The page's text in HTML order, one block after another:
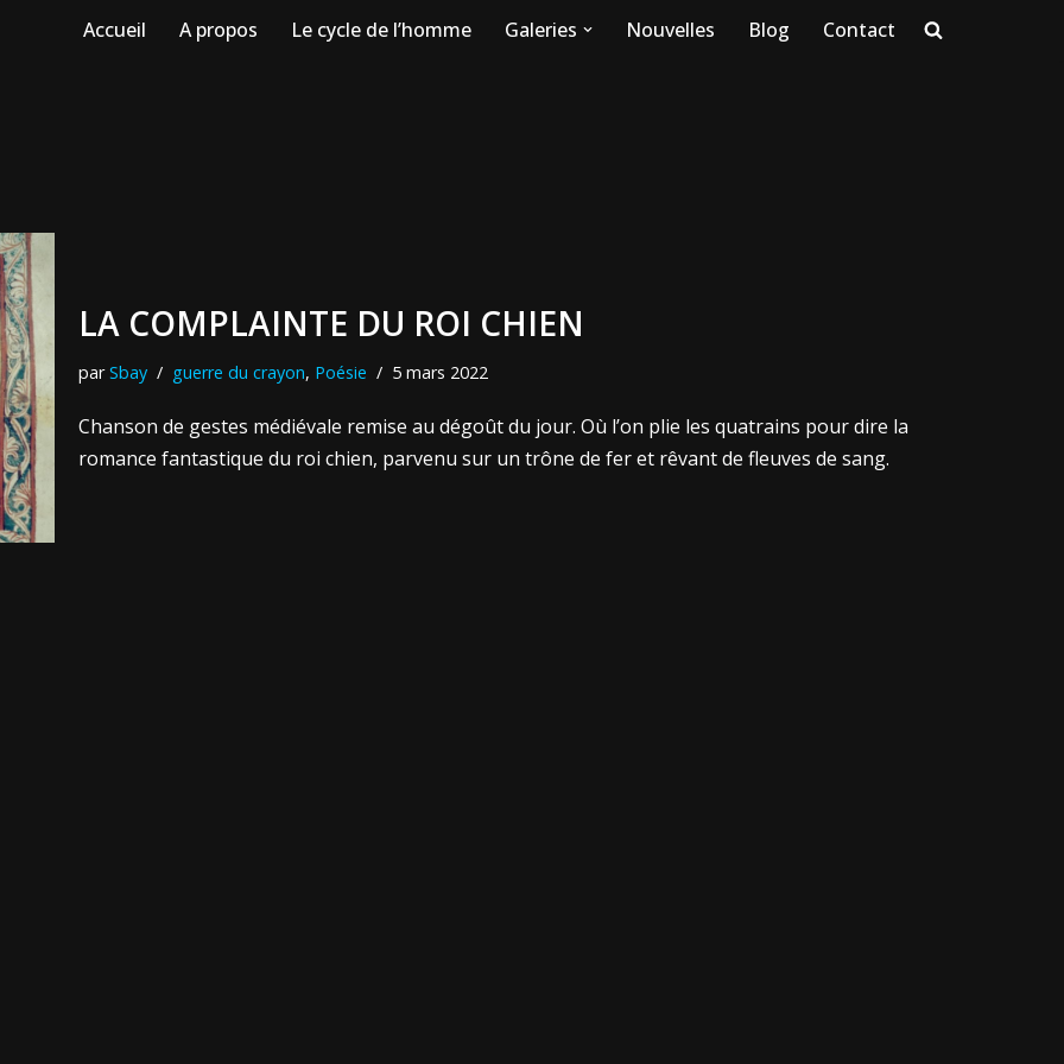
Accueil A propos Le cycle de l’homme Galeries Nouvelles Blog Contact
LA COMPLAINTE DU ROI CHIEN
parSbay guerre du crayon, Poésie 5 mars 2022
Chanson de gestes médiévale remise au dégoût du jour. Où l’on plie les quatrains pour dire la
romance fantastique du roi chien, parvenu sur un trône de fer et rêvant de fleuves de sang.